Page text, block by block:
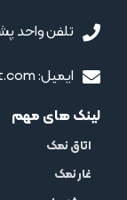
تلفن واحد پشتیبانی:
ایمیل: info@dacosalt.com
لینک های مهم
اتاق نمک
غار نمک